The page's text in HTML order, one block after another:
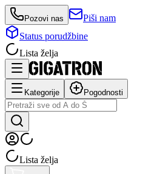
Pozovi nas
Piši nam
Status porudžbine
Lista želja
Kategorije Pogodnosti
Lista želja